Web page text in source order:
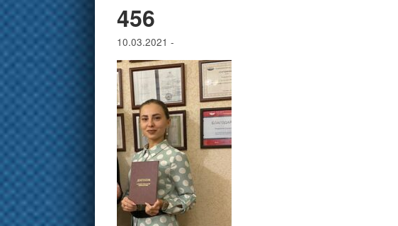
456
10.03.2021 -